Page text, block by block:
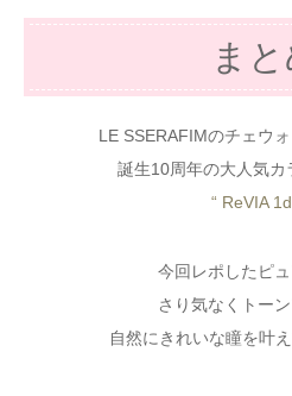
ま
LE SSERAFIMのチェウ
誕生10周年の大人気カ
“ ReVIA
今回レポしたピ
さり気なくトー
自然にきれいな瞳を叶